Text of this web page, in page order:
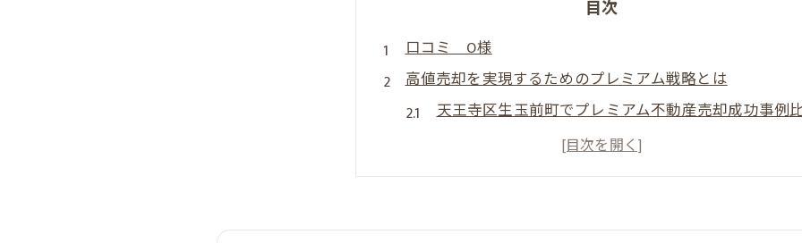
目次
口コミ O様
高値売却を実現するためのプレミアム戦略とは
天王寺区生玉前町でプレミアム不動産売却成功事例
プレミアム不動産売却の本質的な強みを知る
高値売却を叶えるための戦略ポイント総まとめ
大阪市の相場とプレミアム戦略の関係性を解説